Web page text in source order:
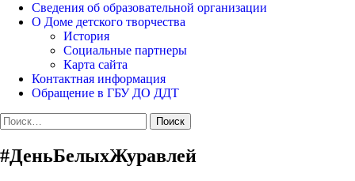
Сведения об образовательной организации
О Доме детского творчества
История
Социальные партнеры
Карта сайта
Контактная информация
Обращение в ГБУ ДО ДДТ
Найти:
#ДеньБелыхЖуравлей